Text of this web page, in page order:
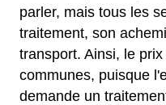
parler, mais tous les
traitement, son
transport. Ainsi, le
communes, puisque
demande un